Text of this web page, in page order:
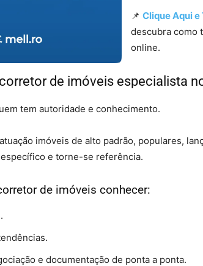
📌 Clique Aqui
descubra como
online.
de imóveis especialista
tem autoridade e conhecimento.
imóveis de alto padrão, populares,
e torne-se referência.
de imóveis conhecer:
e documentação de ponta a ponta.